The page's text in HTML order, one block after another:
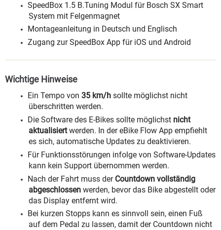
SpeedBox 1.5 B.Tuning Modul für Bosch SX Smart
System mit Felgenmagnet
Montageanleitung in Deutsch und Englisch
Zugang zur SpeedBox App für iOS und Android
Wichtige Hinweise
Ein Tempo von 35 km/h sollte möglichst nicht
überschritten werden.
Die Software des E-Bikes sollte möglichst nicht
aktualisiertwerden. In der eBike Flow App empfiehlt
es sich, automatische Updates zu deaktivieren.
Für Funktionsstörungen infolge von Software-Updates
kann kein Support übernommen werden.
Nach der Fahrt muss der Countdown vollständig
abgeschlossen werden, bevor das Bike abgestellt oder
das Display entfernt wird.
Bei kurzen Stopps kann es sinnvoll sein, einen Fuß
auf dem Pedal zu lassen, damit der Countdown nicht